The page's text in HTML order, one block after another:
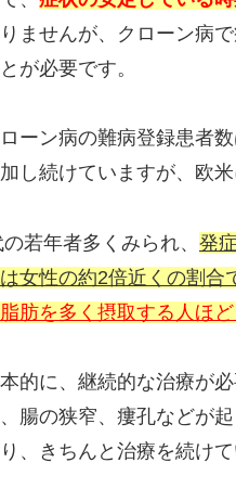
ませんが、クローン病
が必要です。
ーン病の難病登録患者
し続けていますが、欧
若年者多くみられ、 発
女性の約2倍近くの割合
肪を多く摂取する人ほ
的に、継続的な治療が
腸の狭窄、瘻孔などが
、きちんと治療を続け